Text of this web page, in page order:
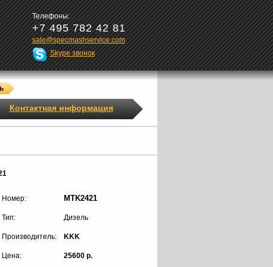
Телефоны:
+7 495 782 42 81
sale@specmashservice.com
Skype звонок
Контактная информация
Номер: MTK2421
Тип: Дизель
Производитель: KKK
Цена: 25600 р.